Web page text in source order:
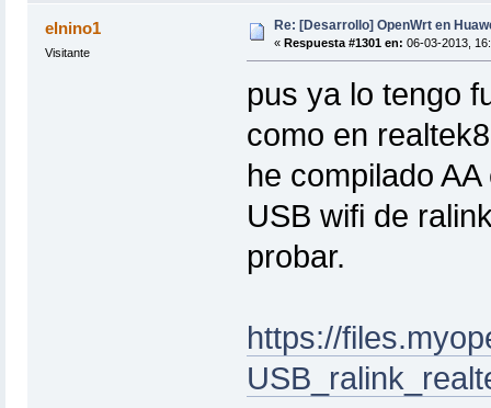
elnino1
Visitante
Re: [Desarrollo] OpenWrt en
« Respuesta #1301 en: 06-03-2013,
pus ya lo tengo
como en
he compilado
USB wifi de
probar.
https://